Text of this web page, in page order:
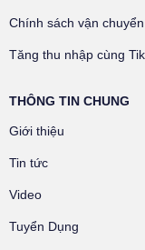
Chính sách vận
Tăng thu nhập cùng
THÔNG TIN CHUNG
Giới thiệu
Tin tức
Video
Tuyển Dụng